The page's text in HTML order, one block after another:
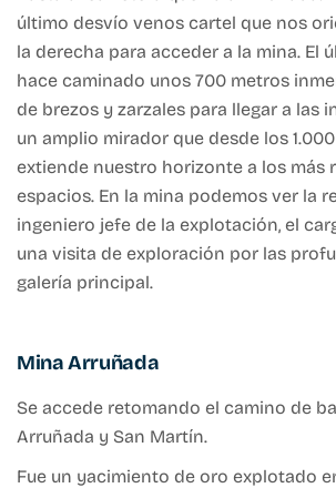
último desvío venos cartel que nos
la derecha para acceder a la mina. El
hace caminado unos 700 metros
de brezos y zarzales para llegar a las
un amplio mirador que desde los
extiende nuestro horizonte a los más
espacios. En la mina podemos ver la
ingeniero jefe de la explotación, el
una visita de exploración por las
galería principal.
Mina Arruñada
Se accede retomando el camino de
Arruñada y San Martín.
Fue un yacimiento de oro explotado